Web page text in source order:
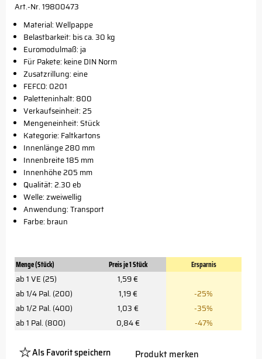
Art.-Nr. 19800473
Material: Wellpappe
Belastbarkeit: bis ca. 30 kg
Euromodulmaß: ja
Für Pakete: keine DIN Norm
Zusatzrillung: eine
FEFCO: 0201
Paletteninhalt: 800
Verkaufseinheit: 25
Mengeneinheit: Stück
Kategorie: Faltkartons
Innenlänge 280 mm
Innenbreite 185 mm
Innenhöhe 205 mm
Qualität: 2.30 eb
Welle: zweiwellig
Anwendung: Transport
Farbe: braun
Menge (Stück) Preis je 1 Stück
Ersparnis
ab 1 VE (25)
1,59 €
ab 1/4 Pal. (200)
1,19 €
-25%
ab 1/2 Pal. (400)
1,03 €
-35%
ab 1 Pal. (800)
0,84 € -47%
Als Favorit speichern
Platzhalter
Produkt merken